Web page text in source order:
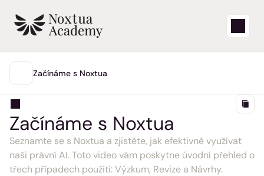
Start
HLAVNÍ
Články nápovědy
Blog
Začínáme s Noxtua
Začínáme s Noxtua
Seznamte se s Noxtua a zjistěte, jak efektivně využívat
naši právní AI. Toto video vám poskytne úvodní přehled o
třech případech použití: Výzkum, Revize a Návrhy.